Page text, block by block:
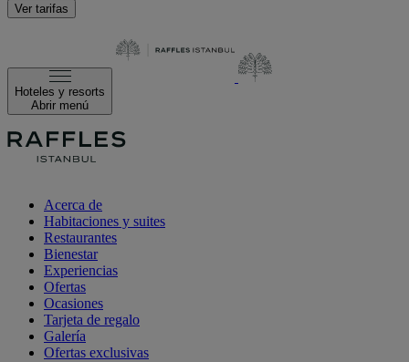
Ver tarifas
Hoteles y resorts
Abrir menú
Acerca de
Habitaciones y suites
Restaurantes
Bienestar
Experiencias
Ofertas
Ocasiones
Tarjeta de regalo
Galería
Ofertas exclusivas